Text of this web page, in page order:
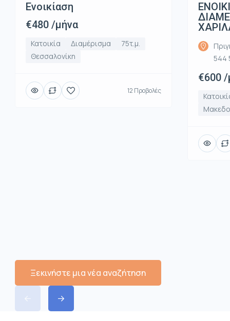
Ενοικίαση
€480 /μήνα
Κατοικία Διαμέρισμα
75τ.μ.
Θεσσαλονίκη
12 Προβολές
544
€600
Ξεκινήστε μια νέα αναζήτηση